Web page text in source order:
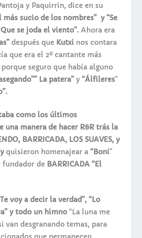
y Paquirrin, dice en su
más sucio de los nombres” y “Se
Que se joda el viento”. Ahora era
después queKutxinos contara
que era el 2º cantante más
seguro que había alguno
La patera”y “Álfileres”
como los últimos
una manera de hacer R&R trás la
BARRICADA, LOS SUAVES, y
quisieron homenajear a “Boni”
fundador deBARRICADA “El
voy a decir la verdad”, “Lo
y todo un himno “La luna me
van desgranando temas, para